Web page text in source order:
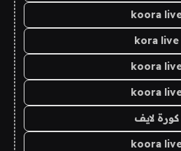
koora
kora live
koora
koora
كورة لايف
koora